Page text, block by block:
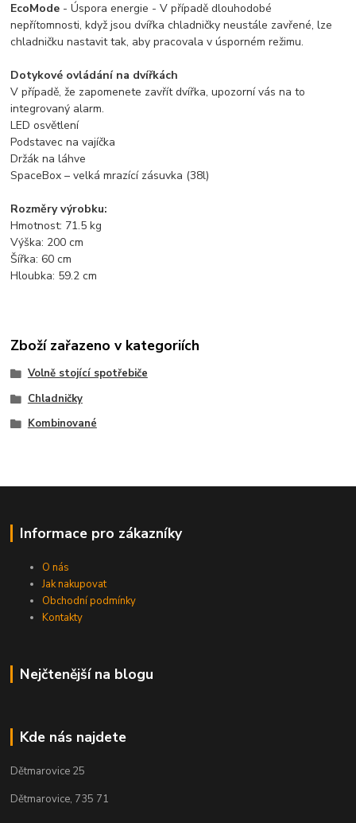
EcoMode - Úspora energie - V případě dlouhodobé
nepřítomnosti, když jsou dvířka chladničky neustále zavřené, lze
chladničku nastavit tak, aby pracovala v úsporném režimu.
Dotykové ovládání na dvířkách
V případě, že zapomenete zavřít dvířka, upozorní vás na to
integrovaný alarm.
LED osvětlení
Podstavec na vajíčka
Držák na láhve
SpaceBox – velká mrazící zásuvka (38l)
Rozměry výrobku:
Hmotnost: 71.5 kg
Výška: 200 cm
Šířka: 60 cm
Hloubka: 59.2 cm
Zboží zařazeno v kategoriích
Volně stojící spotřebiče
Chladničky
Kombinované
Informace pro zákazníky
O nás
Jak nakupovat
Obchodní podmínky
Kontakty
Nejčtenější na blogu
Kde nás najdete
Dětmarovice 25
Dětmarovice, 735 71